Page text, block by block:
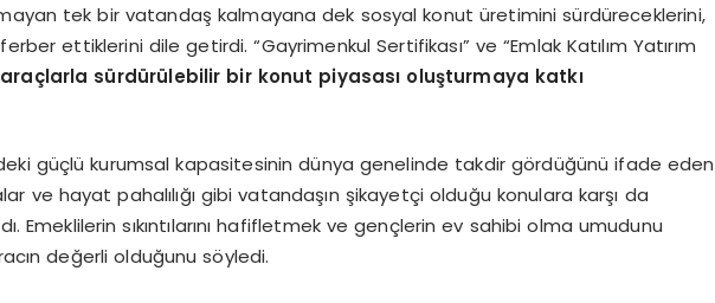
tek bir vatandaş kalmayana dek sosyal konut üretimini sürdüreceklerini,
ettiklerini dile getirdi. “Gayrimenkul Sertifikası” ve “Emlak Katılım Yatırım
sürdürülebilir bir konut piyasası oluşturmaya katkı
güçlü kurumsal kapasitesinin dünya genelinde takdir gördüğünü ifade eden
ve hayat pahalılığı gibi vatandaşın şikayetçi olduğu konulara karşı da
Emeklilerin sıkıntılarını hafifletmek ve gençlerin ev sahibi olma umudunu
değerli olduğunu söyledi.